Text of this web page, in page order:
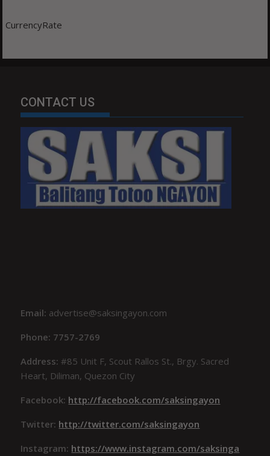
CurrencyRate
CONTACT US
Email: advertise@saksingayon.com
Phone: 7757-2769
Address:#85 Unit F, Scout Rallos St., Brgy. Sacred
Heart, Diliman, Quezon City
Facebook: http://facebook.com/saksingayon
Twitter: http://twitter.com/saksingayon
Instagram: https://www.instagram.com/saksinga